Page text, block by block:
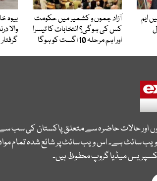
ایم
آزاد جموں و کشمیر میں حکومت
کس کی ہوگی؟ انتخابات کا تیسرا
اور اہم مرحلہ 10 اگست کو ہوگا
بیوہ
والا
گرفتار
اور حالات حاضرہ سے متعلق پاکستان کی سب سے
سائٹ ہے۔ اس ویب سائٹ پر شائع شدہ تمام
میڈیا گروپ محفوظ ہیں۔